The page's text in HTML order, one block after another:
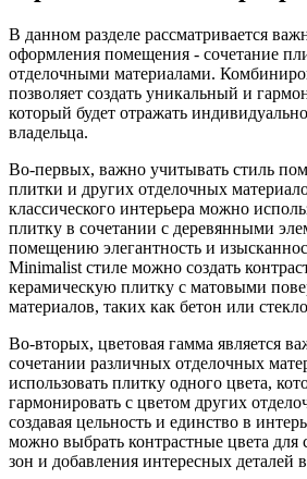
В данном разделе рассматривается
оформления помещения - сочетание
отделочными материалами.
позволяет создать уникальный и
который будет отражать
владельца.
Во-первых, важно учитывать стиль
плитки и других отделочных
классического интерьера можно
плитку в сочетании с деревянными
помещению элегантность и
Minimalist стиле можно создать
керамическую плитку с матовыми
материалов, таких как бетон или
Во-вторых, цветовая гамма является
сочетании различных отделочных
использовать плитку одного цвета,
гармонировать с цветом других
создавая цельность и единство в
можно выбрать контрастные цвета для
зон и добавления интересных деталей